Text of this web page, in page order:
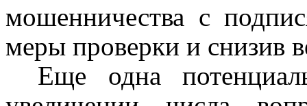
мошенничества с
меры проверки и снизив
Еще одна